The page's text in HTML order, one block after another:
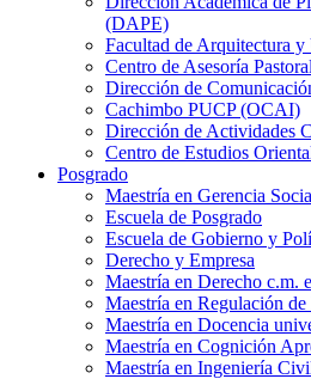
(DAPE)
Facultad de Arquitectura y
Centro de Asesoría
Dirección de
Cachimbo PUCP (OCAI)
Dirección de Actividades
Centro de Estudios
Posgrado
Maestría en Gerencia
Escuela de Posgrado
Escuela de Gobierno y
Derecho y Empresa
Maestría en Derecho c.m.
Maestría en Regulación
Maestría en Docencia
Maestría en Cognición
Maestría en Ingeniería